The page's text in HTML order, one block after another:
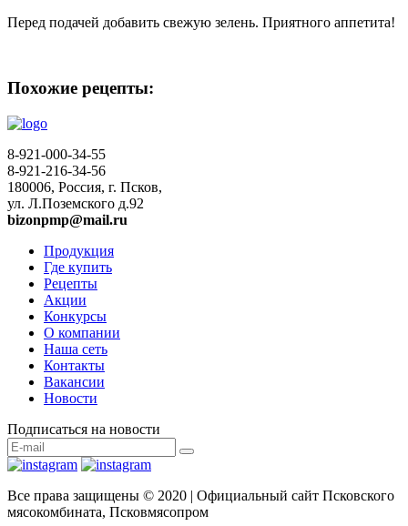
Перед подачей добавить свежую зелень. Приятного аппетита!
Похожие рецепты:
8-921-000-34-55
8-921-216-34-56
180006, Россия, г. Псков,
ул. Л.Поземского д.92
bizonpmp@mail.ru
Продукция
Где купить
Рецепты
Акции
Конкурсы
О компании
Наша сеть
Контакты
Вакансии
Новости
Подписаться на новости
Все права защищены © 2020 | Официальный сайт Псковского
мясокомбината, Псковмясопром